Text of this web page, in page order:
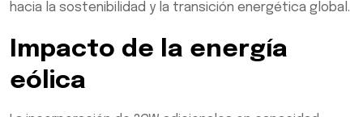
hacia la sostenibilidad y la transición energética global.
Impacto de la energía
eólica